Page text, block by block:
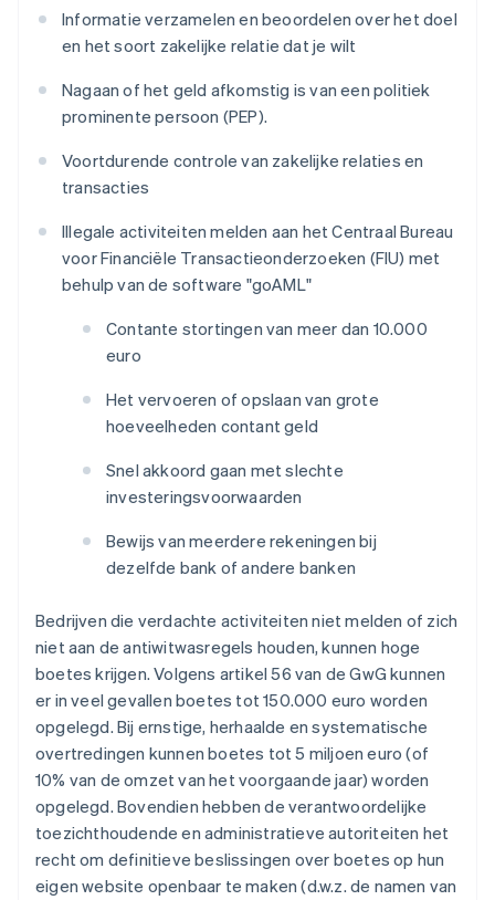
Informatie verzamelen en beoordelen over het doel
en het soort zakelijke relatie dat je wilt
Nagaan of het geld afkomstig is van een politiek
prominente persoon (PEP).
Voortdurende controle van zakelijke relaties en
transacties
Illegale activiteiten melden aan het Centraal Bureau
voor Financiële Transactieonderzoeken (FIU) met
behulp van de software "goAML"
Contante stortingen van meer dan 10.000
euro
Het vervoeren of opslaan van grote
hoeveelheden contant geld
Snel akkoord gaan met slechte
investeringsvoorwaarden
Bewijs van meerdere rekeningen bij
dezelfde bank of andere banken
Bedrijven die verdachte activiteiten niet melden of zich
niet aan de antiwitwasregels houden, kunnen hoge
boetes krijgen. Volgens artikel 56 van de GwG kunnen
er in veel gevallen boetes tot 150.000 euro worden
opgelegd. Bij ernstige, herhaalde en systematische
overtredingen kunnen boetes tot 5 miljoen euro (of
10% van de omzet van het voorgaande jaar) worden
opgelegd. Bovendien hebben de verantwoordelijke
toezichthoudende en administratieve autoriteiten het
recht om definitieve beslissingen over boetes op hun
eigen website openbaar te maken (d.w.z. de namen van